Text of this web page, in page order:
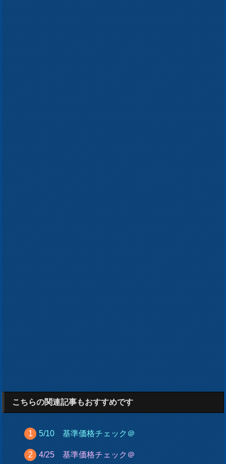
こちらの関連記事もおすすめです
5/10 基準価格チェック＠
4/25 基準価格チェック＠